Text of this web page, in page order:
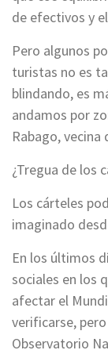
de efectivos y
Pero algunos
turistas no es
blindando, es
andamos por
Rabago, vecina
¿Tregua de los
Los cárteles
imaginado
En los últimos
sociales en los
afectar el
verificarse,
Observatorio